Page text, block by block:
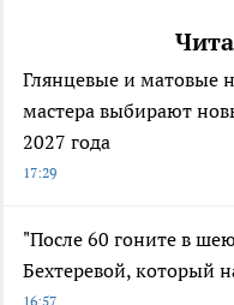
Глянцевые и матовые
мастера выбирают
2027 года
17:29
"После 60 гоните в
Бехтеревой, который
16:57